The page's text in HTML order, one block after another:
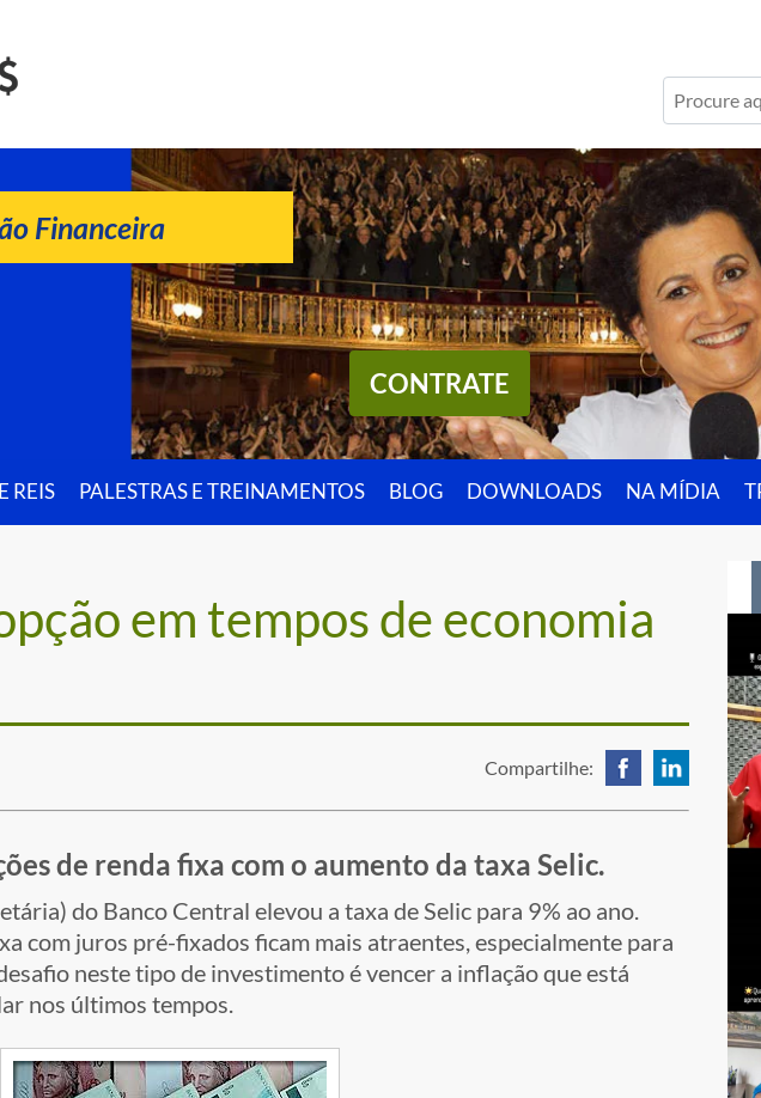
Financeira
CONTRATE
REIS PALESTRAS E TREINAMENTOS BLOG DOWNLOADS NA MÍDIA
em tempos de economia
Compartilhe:
de renda fixa com o aumento da taxa Selic.
do Banco Central elevou a taxa de Selic para 9% ao ano.
com juros pré-fixados ficam mais atraentes, especialmente para
neste tipo de investimento é vencer a inflação que está
nos últimos tempos.